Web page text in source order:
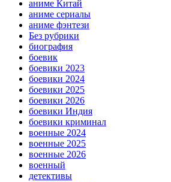
аниме Китай
аниме сериалы
аниме фэнтези
Без рубрики
биография
боевик
боевики 2023
боевики 2024
боевики 2025
боевики 2026
боевики Индия
боевики криминал
военные 2024
военные 2025
военные 2026
военный
детективы